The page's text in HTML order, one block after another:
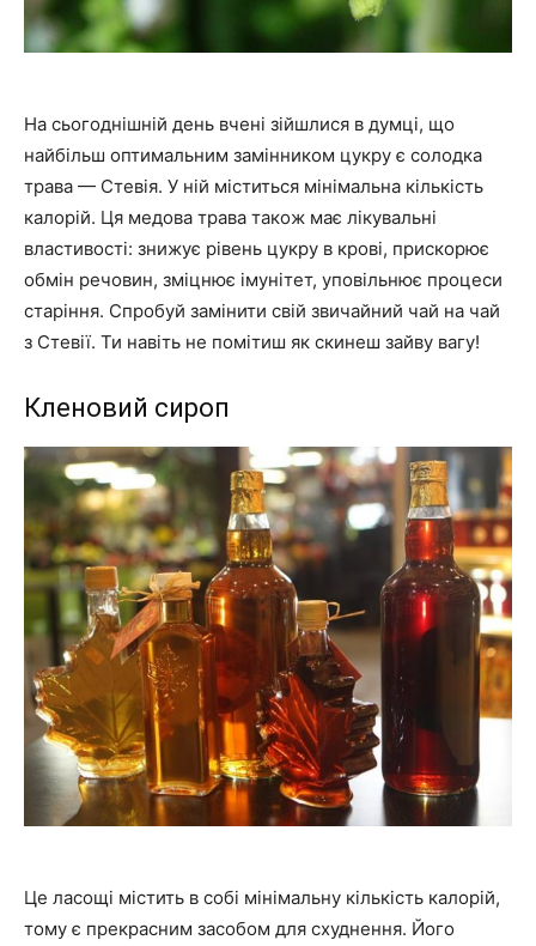
На сьогоднішній день вчені зійшлися в думці, що
найбільш оптимальним замінником цукру є солодка
трава — Стевія. У ній міститься мінімальна кількість
калорій. Ця медова трава також має лікувальні
властивості: знижує рівень цукру в крові, прискорює
обмін речовин, зміцнює імунітет, уповільнює процеси
старіння. Спробуй замінити свій звичайний чай на чай
з Стевії. Ти навіть не помітиш як скинеш зайву вагу!
Кленовий сироп
Це ласощі містить в собі мінімальну кількість калорій,
тому є прекрасним засобом для схуднення. Його